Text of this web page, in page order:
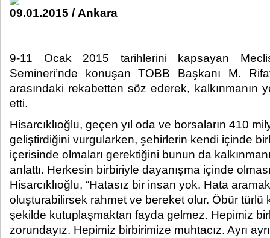
09.01.2015 / Ankara
9-11 Ocak 2015 tarihlerini kapsayan
Semineri’nde konuşan TOBB Başkanı M.
arasındaki rekabetten söz ederek, kalkınmanın
etti.​
Hisarcıklıoğlu, geçen yıl oda ve borsaların 410
geliştirdiğini vurgularken, şehirlerin kendi içinde
içerisinde olmaları gerektiğini bunun da
anlattı. Herkesin birbiriyle dayanışma içinde
Hisarcıklıoğlu, “Hatasız bir insan yok. Hata
oluşturabilirsek rahmet ve bereket olur. Öbür türlü
şekilde kutuplaşmaktan fayda gelmez. Hepimiz
zorundayız. Hepimiz birbirimize muhtacız. Ayrı